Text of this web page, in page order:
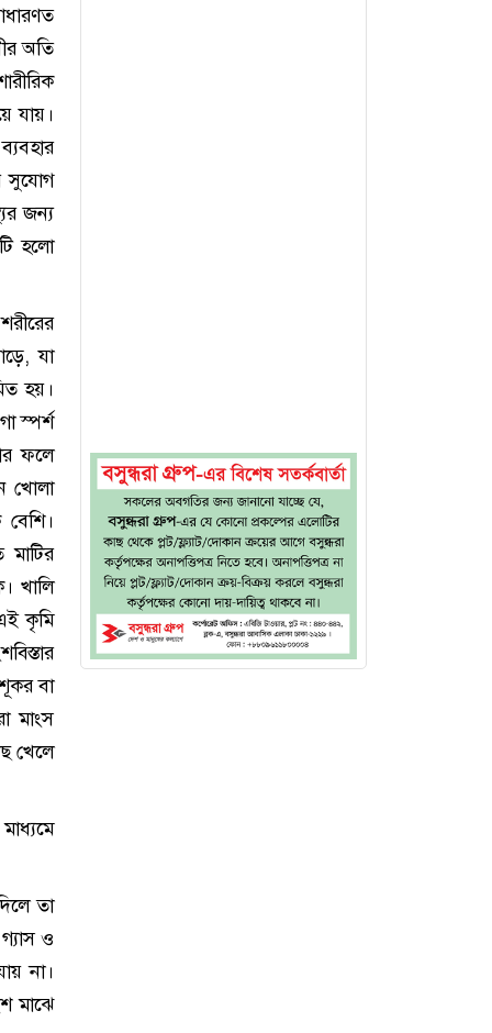
অতি
যায়।
সুযোগ
জন্য
হলো
যা
হয়।
স্পর্শ
ফলে
খোলা
খালি
কৃমি
বা
মাংস
খেলে
তা
ও
না।
মাঝে